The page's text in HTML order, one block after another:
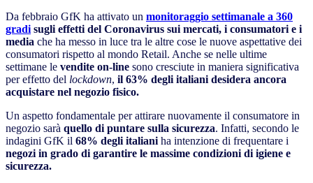
Da febbraio GfK ha attivato un monitoraggio settimanale a 360
gradi sugli effetti del Coronavirus sui mercati, i consumatori e i
media che ha messo in luce tra le altre cose le nuove aspettative dei
consumatori rispetto al mondo Retail. Anche se nelle ultime
settimane le vendite on-line sono cresciute in maniera significativa
per effetto del lockdown, il 63% degli italiani desidera ancora
acquistare nel negozio fisico.
Un aspetto fondamentale per attirare nuovamente il consumatore in
negozio sarà quello di puntare sulla sicurezza. Infatti, secondo le
indagini GfK il 68% degli italiani ha intenzione di frequentare i
negozi in grado di garantire le massime condizioni di igiene e
sicurezza.